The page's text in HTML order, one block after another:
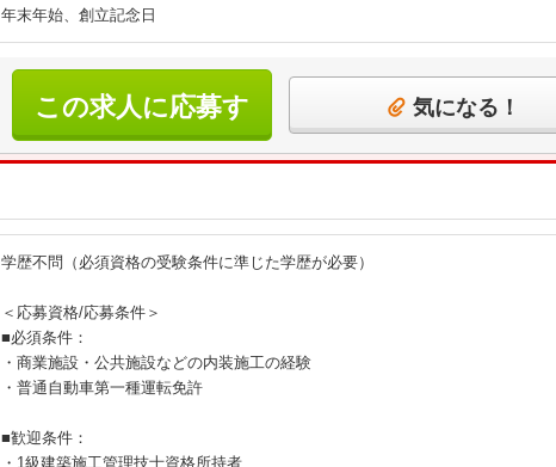
年末年始、創立記念日
この求人に応募す
る
気になる！
学歴不問（必須資格の受験条件に準じた学歴が必要）
＜応募資格/応募条件＞
■必須条件：
・商業施設・公共施設などの内装施工の経験
・普通自動車第一種運転免許
■歓迎条件：
・1級建築施工管理技士資格所持者